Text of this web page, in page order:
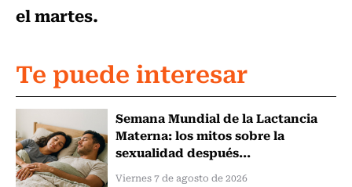
el martes.
Te puede interesar
Semana Mundial de la Lactancia
Materna: los mitos sobre la
sexualidad después...
Viernes 7 de agosto de 2026